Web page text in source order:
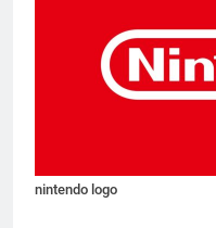
nintendo logo